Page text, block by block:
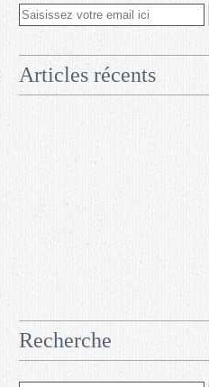
Articles récents
Recherche